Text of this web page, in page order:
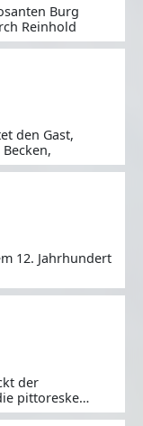
Burg
Reinhold
den Gast,
12. Jahrhundert
der
pittoreske